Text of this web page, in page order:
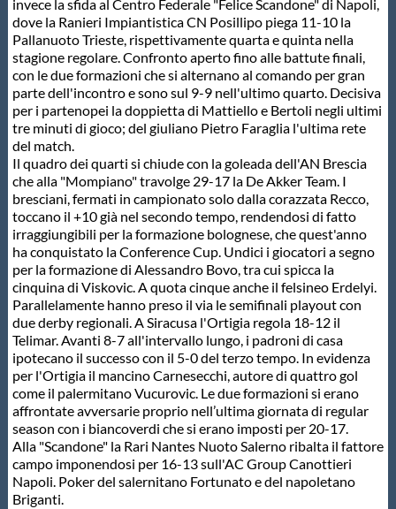
Flash News
Galleria fotografica
Videogallery
Intranet
Webmail
Contatti
Mappa del sito
invece la sfida al Centro Federale "Felice Scandone" di Napoli,
dove la Ranieri Impiantistica CN Posillipo piega 11-10 la
Pallanuoto Trieste, rispettivamente quarta e quinta nella
stagione regolare. Confronto aperto fino alle battute finali,
con le due formazioni che si alternano al comando per gran
parte dell'incontro e sono sul 9-9 nell'ultimo quarto. Decisiva
per i partenopei la doppietta di Mattiello e Bertoli negli ultimi
tre minuti di gioco; del giuliano Pietro Faraglia l'ultima rete
del match.
Il quadro dei quarti si chiude con la goleada dell'AN Brescia
che alla "Mompiano" travolge 29-17 la De Akker Team. I
bresciani, fermati in campionato solo dalla corazzata Recco,
toccano il +10 già nel secondo tempo, rendendosi di fatto
irraggiungibili per la formazione bolognese, che quest'anno
ha conquistato la Conference Cup. Undici i giocatori a segno
per la formazione di Alessandro Bovo, tra cui spicca la
cinquina di Viskovic. A quota cinque anche il felsineo Erdelyi.
Parallelamente hanno preso il via le semifinali playout con
due derby regionali. A Siracusa l'Ortigia regola 18-12 il
Telimar. Avanti 8-7 all'intervallo lungo, i padroni di casa
ipotecano il successo con il 5-0 del terzo tempo. In evidenza
per l'Ortigia il mancino Carnesecchi, autore di quattro gol
come il palermitano Vucurovic. Le due formazioni si erano
affrontate avversarie proprio nell’ultima giornata di regular
season con i biancoverdi che si erano imposti per 20-17.
Alla "Scandone" la Rari Nantes Nuoto Salerno ribalta il fattore
campo imponendosi per 16-13 sull'AC Group Canottieri
Napoli. Poker del salernitano Fortunato e del napoletano
Briganti.